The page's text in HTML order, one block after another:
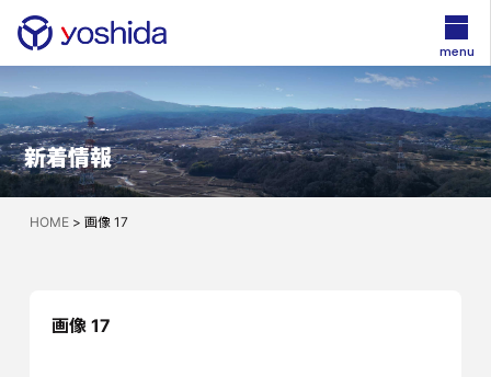
新着情報
HOME> 画像 17
画像 17
menu